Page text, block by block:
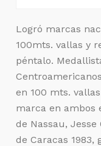
Logró marcas
100mts. vallas y
péntalo.
en 100 mts.
marca en ambos
de Nassau,
de Caracas 1983,